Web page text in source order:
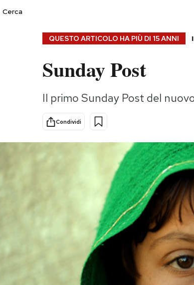
Consumismi
Storie/Idee
Ok Boomer!
QUESTO ARTICOLO HA PIÙ DI 15 ANNI
Sunday Post
Il primo Sunday Post del
Condividi